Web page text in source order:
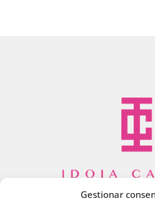
Gestionar